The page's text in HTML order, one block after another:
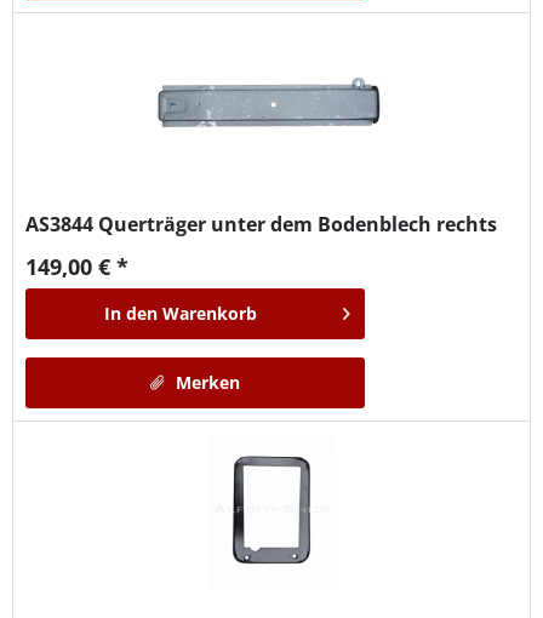
AS3844 Querträger unter dem Bodenblech rechts
149,00 € *
In den Warenkorb
Merken